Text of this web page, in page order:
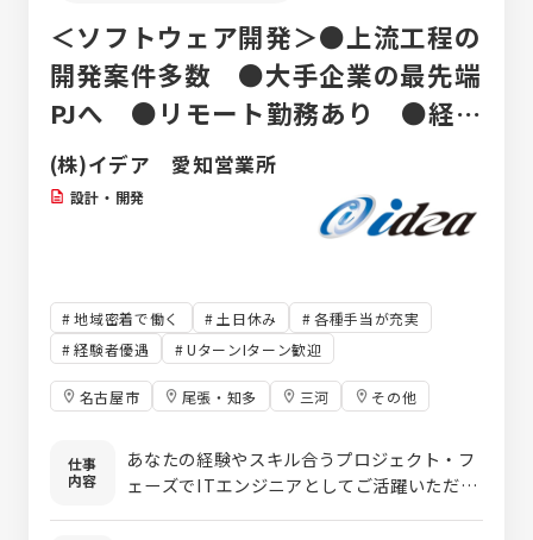
＜ソフトウェア開発＞●上流工程の
開発案件多数 ●大手企業の最先端
PJへ ●リモート勤務あり ●経験
者優遇
(株)イデア 愛知営業所
設計・開発
地域密着で働く 土日休み
各種手当が充実
経験者優遇
UターンIターン歓迎
名古屋市 尾張・知多 三河 その他
仕事
内容
あなたの経験やスキル合うプロジェクト・フ
ェーズでITエンジニアとしてご活躍いただき